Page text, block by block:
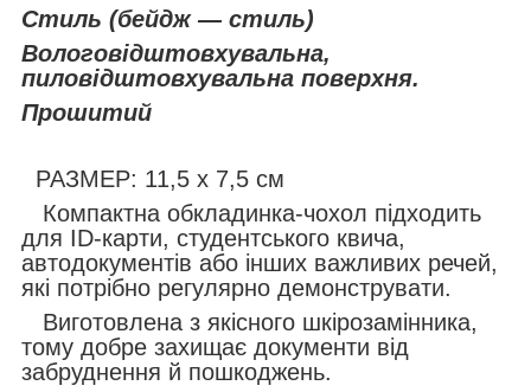
Стиль (бейдж — стиль)
Вологовідштовхувальна,
пиловідштовхувальна поверхня.
Прошитий
РАЗМЕР: 11,5 х 7,5 см
Компактна обкладинка-чохол підходить
для ID-карти, студентського квича,
автодокументів або інших важливих речей,
які потрібно регулярно демонструвати.
Виготовлена з якісного шкірозамінника,
тому добре захищає документи від
забруднення й пошкоджень.